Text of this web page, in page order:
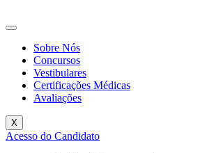
Sobre Nós
Concursos
Vestibulares
Certificações Médicas
Avaliações
X
Acesso do Candidato